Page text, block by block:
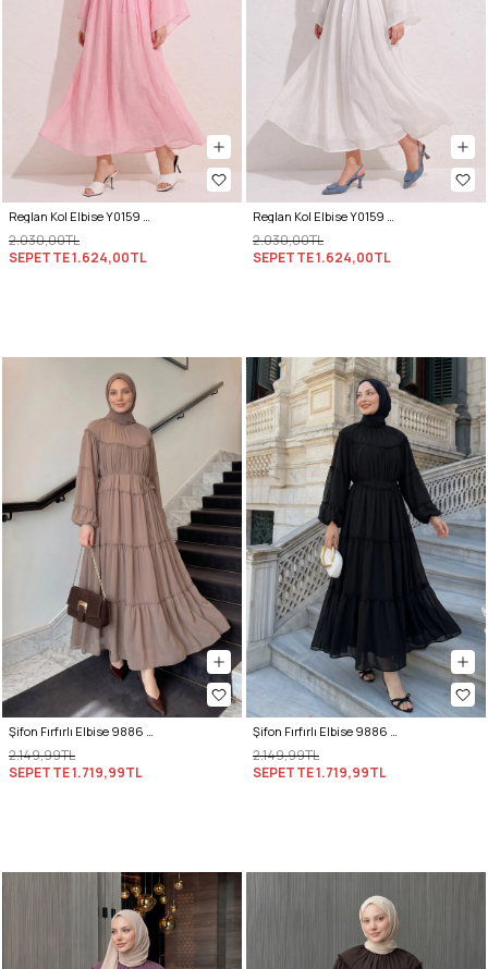
Reglan Kol Elbise Y0159 - PEMBE
2.030,00TL
SEPETTE1.624,00TL
Reglan Kol Elbise Y0159 - BEYAZ
2.030,00TL
SEPETTE1.624,00TL
Şifon Fırfırlı Elbise 9886 - VİZON
2.149,99TL
SEPETTE1.719,99TL
Şifon Fırfırlı Elbise 9886 - SİYAH
2.149,99TL
SEPETTE1.719,99TL